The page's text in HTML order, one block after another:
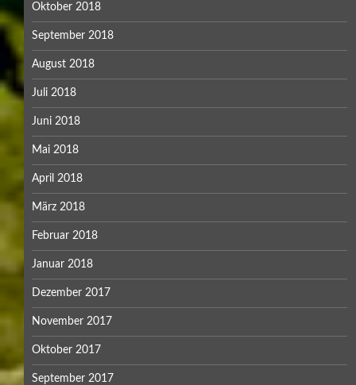
Oktober 2018
September 2018
August 2018
Juli 2018
Juni 2018
Mai 2018
April 2018
März 2018
Februar 2018
Januar 2018
Dezember 2017
November 2017
Oktober 2017
September 2017